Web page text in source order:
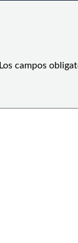
Los campos